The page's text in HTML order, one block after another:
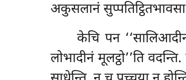
अकुसलानं
केचि पन
लोभादीनं मूलट्ठो’’ति